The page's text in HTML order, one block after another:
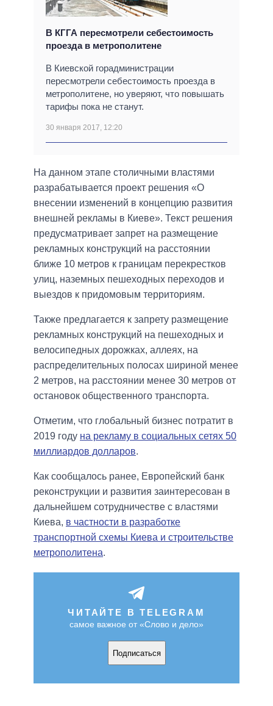
В КГГА пересмотрели себестоимость
проезда в метрополитене
В Киевской горадминистрации
пересмотрели себестоимость проезда в
метрополитене, но уверяют, что повышать
тарифы пока не станут.
30 января 2017, 12:20
На данном этапе столичными властями
разрабатывается проект решения «О
внесении изменений в концепцию развития
внешней рекламы в Киеве». Текст решения
предусматривает запрет на размещение
рекламных конструкций на расстоянии
ближе 10 метров к границам перекрестков
улиц, наземных пешеходных переходов и
выездов к придомовым территориям.
Также предлагается к запрету размещение
рекламных конструкций на пешеходных и
велосипедных дорожках, аллеях, на
распределительных полосах шириной менее
2 метров, на расстоянии менее 30 метров от
остановок общественного транспорта.
Отметим, что глобальный бизнес потратит в
2019 году на рекламу в социальных сетях 50
миллиардов долларов.
Как сообщалось ранее, Европейский банк
реконструкции и развития заинтересован в
дальнейшем сотрудничестве с властями
Киева, в частности в разработке
транспортной схемы Киева и строительстве
метрополитена.
ЧИТАЙТЕ В TELEGRAM
самое важное от «Слово и дело»
Подписаться